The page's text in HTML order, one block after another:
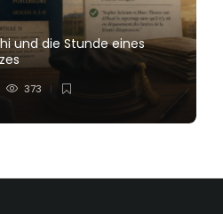
und die Stunde eines
373